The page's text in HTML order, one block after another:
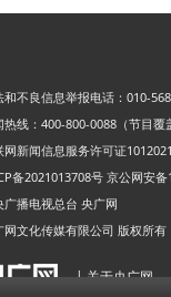
和不良信息举报电话：010-
热线：400-800-0088（节目覆
网新闻信息服务许可证
备2021013708号京公网安备
广播电视总台 央广网
网文化传媒有限公司 版权所有
| 关于央广网